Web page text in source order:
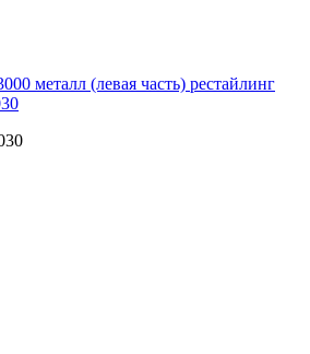
металл (левая часть) рестайлинг